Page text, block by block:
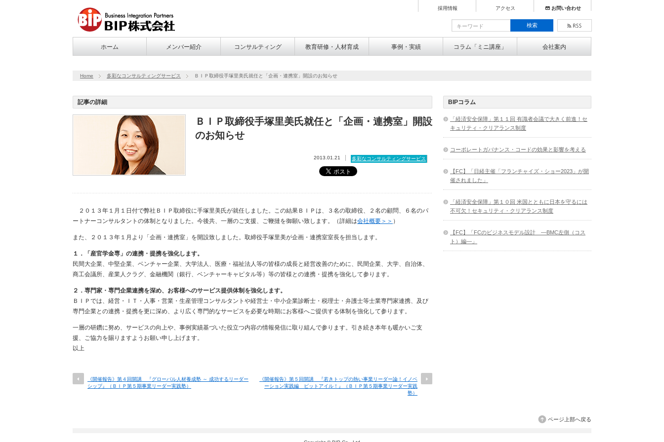
採用情報 アクセス お問い合わせ
ホーム メンバー紹介 コンサルティング 教育研修・人材育成 事例・実績 コラム「ミニ講座」 会社案内
Home 多彩なコンサルティングサービス ＢＩＰ取締役手塚里美氏就任と「企画・連携室」開設のお知らせ
記事の詳細
ＢＩＰ取締役手塚里美氏就任と「企画・連携室」開設
のお知らせ
2013.01.21 多彩なコンサルティングサービス
２０１３年１月１日付で弊社ＢＩＰ取締役に手塚里美氏が就任しました。この結果ＢＩＰは、３名の取締役、２名の顧問、６名のパ
ートナーコンサルタントの体制となりました。今後共、一層のご支援、ご鞭撻を御願い致します。（詳細は会社概要＞＞ ）
また、２０１３年１月より「企画・連携室」を開設致しました。取締役手塚里美が企画・連携室室長を担当します。
１．「産官学金専」の連携・提携を強化します。
民間大企業、中堅企業、ベンチャー企業、大学法人、医療・福祉法人等の皆様の成長と経営改善のために、民間企業、大学、自治体、
商工会議所、産業人クラグ、金融機関（銀行、ベンチャーキャピタル等）等の皆様との連携・提携を強化して参ります。
２．専門家・専門企業連携を深め、お客様へのサービス提供体制を強化します。
ＢＩＰでは、経営・ＩＴ・人事・営業・生産管理コンサルタントや経営士・中小企業診断士・税理士・弁護士等士業専門家連携、及び
専門企業との連携・提携を更に深め、より広く専門的なサービスを必要な時期にお客様へご提供する体制を強化して参ります。
一層の研鑽に努め、サービスの向上や、事例実績基づいた役立つ内容の情報発信に取り組んで参ります。引き続き本年も暖かいご支
援、ご協力を賜りますようお願い申し上げます。
以上
《開催報告》第４回開講 『グローバル人材養成塾 ～ 成功するリーダー
シップ』（ＢＩＰ第５期事業リーダー実践塾）
《開催報告》第５回開講 『若きトップの熱い事業リーダー論！イノベ
ーション実践編 ビットアイル！』（ＢＩＰ第５期事業リーダー実践
塾）
BIPコラム
「経済安全保障」第１１回 有識者会議で大きく前進！セ
キュリティ・クリアランス制度
コーポレートガバナンス・コードの効果と影響を考える
【FC】「日経主催「フランチャイズ・ショー2023」が開
催されました」
「経済安全保障」第１０回 米国とともに日本を守るには
不可欠！セキュリティ・クリアランス制度
【FC】「FCのビジネスモデル設計 ―BMC左側（コス
ト）編―」
ページ上部へ戻る